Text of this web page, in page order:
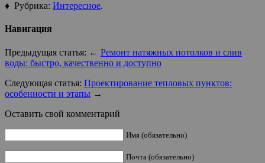
♦ Рубрика: Интересное.
Навигация
Предыдущая статья: ← Ремонт натяжных потолков и слив
воды: быстро, качественно и доступно
Следующая статья: Проектирование тепловых пунктов:
особенности и этапы →
Оставить свой комментарий
Имя (обязательно)
Почта (обязательно)